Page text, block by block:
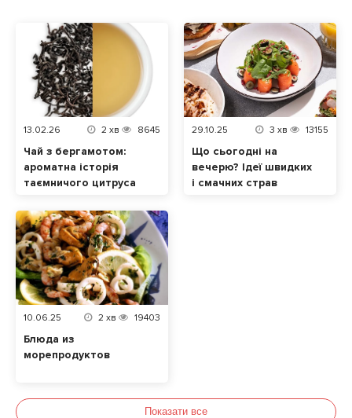
13.02.26 2 хв 8645
Чай з бергамотом:
ароматна історія
таємничого цитруса
29.10.25 3 хв 13155
Що сьогодні на
вечерю? Ідеї швидких
і смачних страв
10.06.25 2 хв 19403
Блюда из
морепродуктов
Показати все